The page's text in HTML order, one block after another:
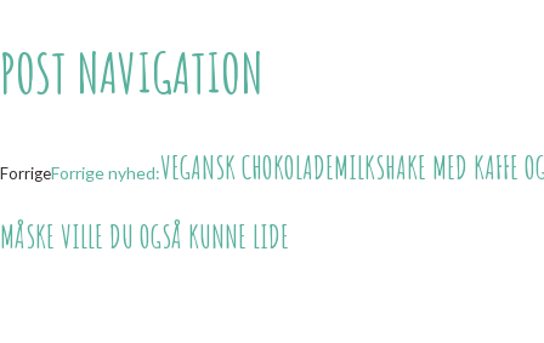
POST NAVIGATION
ForrigeForrige nyhed:VEGANSK CHOKOLADEMILKSHAKE MED KAFFE
MÅSKE VILLE DU OGSÅ KUNNE LIDE